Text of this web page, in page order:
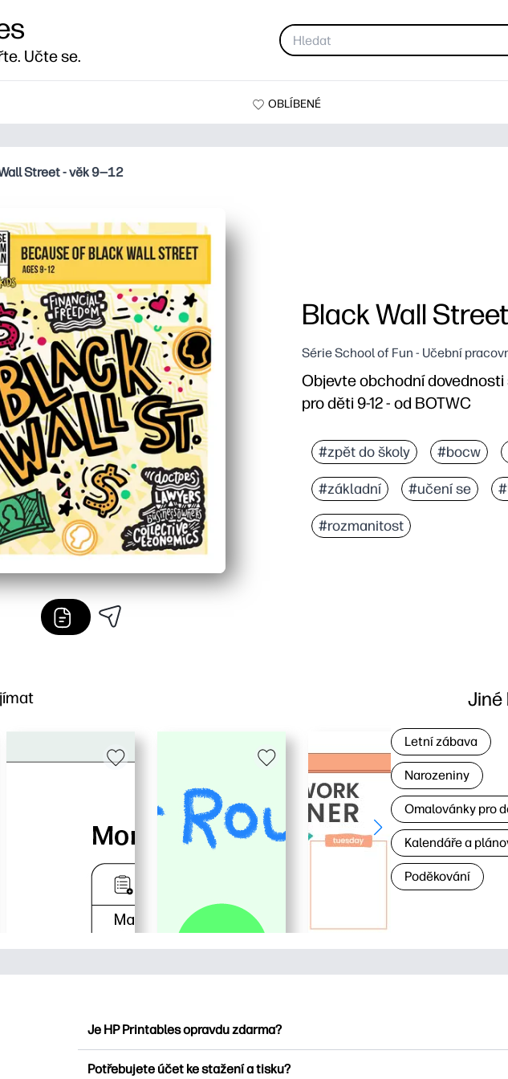
Učte se.
OBLÍBENÉ
Street - věk 9—12
Black Wall
Série School of Fun - Učební
Objevte obchodní
pro děti 9-12 - od BOTWC
#zpět do školy #bocw
#základní #učení se
#rozmanitost
Jiné
Letní zábava
Narozeniny
Omalovánky pro
Kalendáře a
Poděkování
Je HP Printables opravdu zdarma?
Potřebujete účet ke stažení a tisku?